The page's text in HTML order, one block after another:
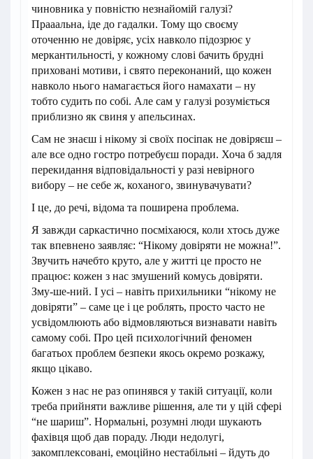
чиновника у повністю незнайомій галузі?
Прааальна, іде до гадалки. Тому що своєму
оточенню не довіряє, усіх навколо підозрює у
меркантильності, у кожному слові бачить брудні
приховані мотиви, і свято переконаний, що кожен
навколо нього намагається його намахати – ну
тобто судить по собі. Але сам у галузі розуміється
приблизно як свиня у апельсинах.
Сам не знаєш і нікому зі своїх посіпак не довіряєш –
але все одно гостро потребуєш поради. Хоча б задля
перекидання відповідальності у разі невірного
вибору – не себе ж, коханого, звинувачувати?
І це, до речі, відома та поширена проблема.
Я завжди саркастично посміхаюся, коли хтось дуже
так впевнено заявляє: “Нікому довіряти не можна!”.
Звучить начебто круто, але у житті це просто не
працює: кожен з нас змушений комусь довіряти.
Зму-ше-ний. І усі – навіть прихильники “нікому не
довіряти” – саме це і це роблять, просто часто не
усвідомлюють або відмовляються визнавати навіть
самому собі. Про цей психологічний феномен
багатьох проблем безпеки якось окремо розкажу,
якщо цікаво.
Кожен з нас не раз опинявся у такій ситуації, коли
треба прийняти важливе рішення, але ти у цій сфері
“не шариш”. Нормальні, розумні люди шукають
фахівця щоб дав пораду. Люди недолугі,
закомплексовані, емоційно нестабільні – йдуть до